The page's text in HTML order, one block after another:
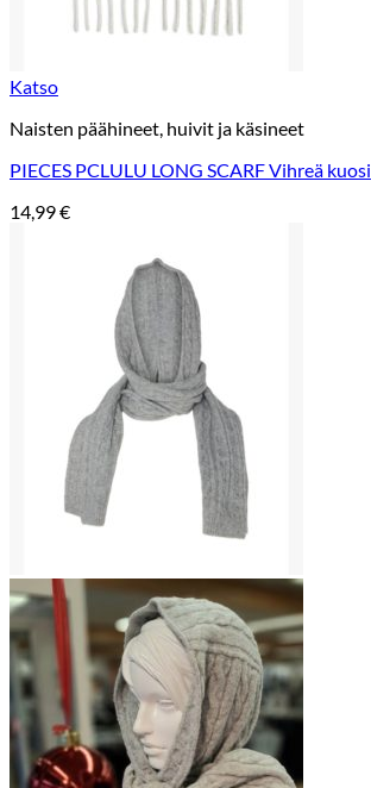
Katso
Naisten päähineet, huivit ja käsineet
PIECES PCLULU LONG SCARF Vihreä kuosi
14,99€